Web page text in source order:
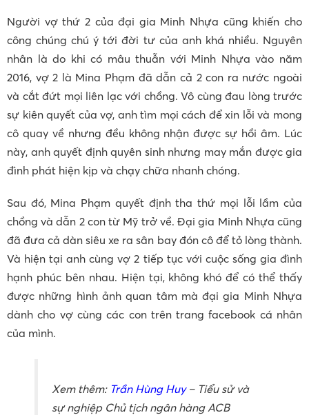
Người vợ thứ 2 của đại gia Minh Nhựa cũng khiến cho
công chúng chú ý tới đời tư của anh khá nhiều. Nguyên
nhân là do khi có mâu thuẫn với Minh Nhựa vào năm
2016, vợ 2 là Mina Phạm đã dẫn cả 2 con ra nước ngoài
và cắt đứt mọi liên lạc với chồng. Vô cùng đau lòng trước
sự kiên quyết của vợ, anh tìm mọi cách để xin lỗi và mong
cô quay về nhưng đều không nhận được sự hồi âm. Lúc
này, anh quyết định quyên sinh nhưng may mắn được gia
đình phát hiện kịp và chạy chữa nhanh chóng.
Sau đó, Mina Phạm quyết định tha thứ mọi lỗi lầm của
chồng và dẫn 2 con từ Mỹ trở về. Đại gia Minh Nhựa cũng
đã đưa cả dàn siêu xe ra sân bay đón cô để tỏ lòng thành.
Và hiện tại anh cùng vợ 2 tiếp tục với cuộc sống gia đình
hạnh phúc bên nhau. Hiện tại, không khó để có thể thấy
được những hình ảnh quan tâm mà đại gia Minh Nhựa
dành cho vợ cùng các con trên trang facebook cá nhân
của mình.
Xem thêm: Trần Hùng Huy– Tiểu sử và
sự nghiệp Chủ tịch ngân hàng ACB